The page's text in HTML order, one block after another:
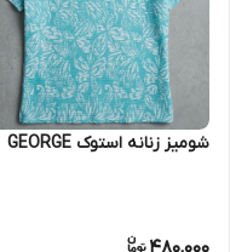
شومیز زنانه استوک GEORGE